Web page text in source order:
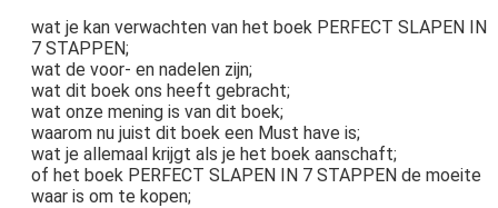
wat je kan verwachten van het boek PERFECT SLAPEN IN
7 STAPPEN;
wat de voor- en nadelen zijn;
wat dit boek ons heeft gebracht;
wat onze mening is van dit boek;
waarom nu juist dit boek een Must have is;
wat je allemaal krijgt als je het boek aanschaft;
of het boek PERFECT SLAPEN IN 7 STAPPEN de moeite
waar is om te kopen;